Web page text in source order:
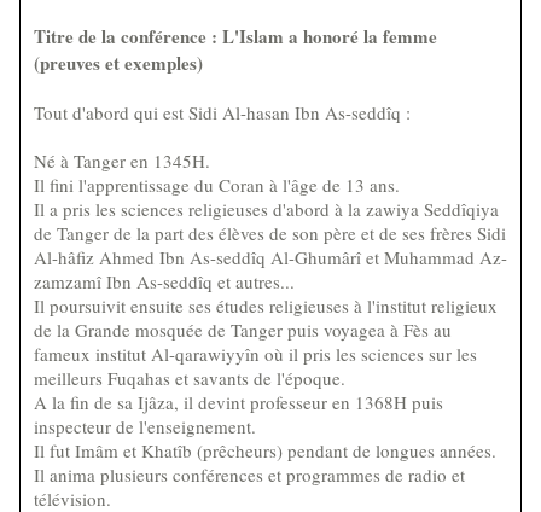
Titre de la conférence : L'Islam a honoré la femme
(preuves et exemples)
Tout d'abord qui est Sidi Al-hasan Ibn As-seddîq :
Né à Tanger en 1345H.
Il fini l'apprentissage du Coran à l'âge de 13 ans.
Il a pris les sciences religieuses d'abord à la zawiya Seddîqiya
de Tanger de la part des élèves de son père et de ses frères Sidi
Al-hâfiz Ahmed Ibn As-seddîq Al-Ghumârî et Muhammad Az-
zamzamî Ibn As-seddîq et autres...
Il poursuivit ensuite ses études religieuses à l'institut religieux
de la Grande mosquée de Tanger puis voyagea à Fès au
fameux institut Al-qarawiyyîn où il pris les sciences sur les
meilleurs Fuqahas et savants de l'époque.
A la fin de sa Ijâza, il devint professeur en 1368H puis
inspecteur de l'enseignement.
Il fut Imâm et Khatîb (prêcheurs) pendant de longues années.
Il anima plusieurs conférences et programmes de radio et
télévision.